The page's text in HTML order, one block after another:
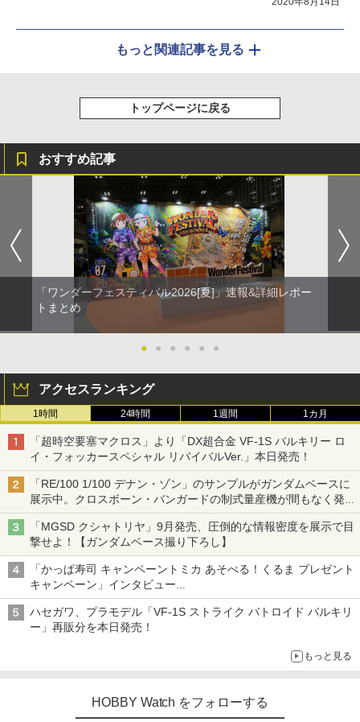
もっと関連記事を見る
トップページに戻る
おすすめ記事
「ワンダーフェスティバル2026[夏]」速報&詳細レポー
トまとめ
● ● ● ● ● ●
アクセスランキング
1時間 24時間 1週間 1カ月
「超時空要塞マクロス」より「DX超合金 VF-1S バルキリー ロ
イ・フォッカースペシャル リバイバルVer.」本日発売！
「RE/100 1/100 デナン・ゾン」のサンプルがガンダムベースに
展示中。クロスボーン・バンガードの制式量産機が間もなく発送
【ガンダムベース撮り下ろし】
「MGSD クシャトリヤ」9月発売、圧倒的な情報密度を展示で目
撃せよ！【ガンダムベース撮り下ろし】
「かっぱ寿司 キャンペーントミカ あそべる！くるま プレゼント
キャンペーン」インタビュー
子どもが楽しめるかっぱ寿司ならではの体験とコラボの楽しさを
追求
ハセガワ、プラモデル「VF-1S ストライク バトロイド バルキリ
ー」再販分を本日発売！
もっと見る
HOBBY Watch をフォローする